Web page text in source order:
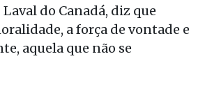
do Canadá, diz que
a força de vontade e
aquela que não se